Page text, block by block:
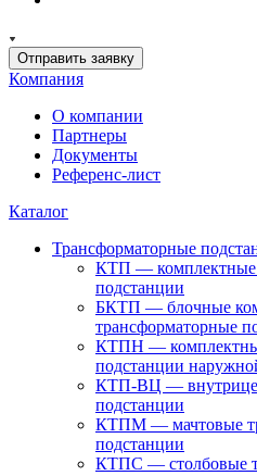
Отправить заявку
Компания
О компании
Партнеры
Документы
Референс-лист
Каталог
Трансформаторные
КТП — комплектные
подстанции
БКТП — блочные
трансформаторные
КТПН —
подстанции
КТП-ВЦ —
подстанции
КТПМ — мачтовые
подстанции
КТПС — столбовые